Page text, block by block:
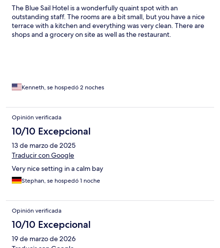
The Blue Sail Hotel is a wonderfully quaint spot with an
outstanding staff. The rooms are a bit small, but you have a nice
terrace with a kitchen and everything was very clean. There are
shops and a grocery on site as well as the restaurant.
Kenneth, se hospedó 2 noches
Opinión verificada
10/10 Excepcional
13 de marzo de 2025
Traducir con Google
Very nice setting in a calm bay
Stephan, se hospedó 1 noche
Opinión verificada
10/10 Excepcional
19 de marzo de 2026